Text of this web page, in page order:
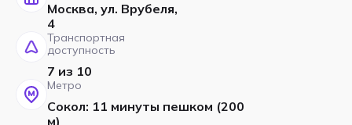
Москва, ул. Врубеля,
4
Транспортная
доступность
7 из 10
Метро
Сокол: 11 минуты пешком (200
м)